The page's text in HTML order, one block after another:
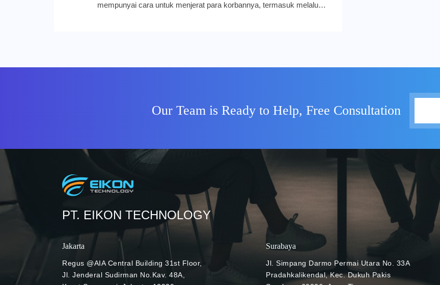
mempunyai cara untuk menjerat para korbannya, termasuk melalui
menandai email yang menyertakan penerima atau pihak dari luar
ancaman yang mengintai Anda di dunia maya. Bukan hanya
Labels hadir untuk membantu Anda menghindari hal-hal seperti itu.
Sesuai namanya, fitur Gmail satu ini memang merupakan label yang
berfungsi sebagai peringatan kepada pengguna untuk mewaspadai
pesan email dari pihak eksternal organisasi. Jadi, kini seluruh email
yang berasal dari luar organisasi akan dilabeli sebagai External.
Secara bertahap, fitur External Labels sudah mulai diluncurkan
kepada para pengguna Gmail sejak 29 April 2021 lalu. Disertai
dengan fitur Warning Banner Photo Credit: Yogas Design (Unsplash)
Walau dinamakan External Labels, fitur Gmail satu ini juga disertai
dengan Warning Banner. Saat Anda hendak membalas pesan email
dari orang yang berasal dari luar organisasi Anda, maka Gmail akan
Our Team is Ready to Help, Free Consultation
PT. EIKON TECHNOLOGY
Jakarta
Regus @AIA Central Building 31st Floor,
Jl. Jenderal Sudirman No.Kav. 48A,
Surabaya
Jl. Simpang Darmo Permai Utara No. 33A
Pradahkalikendal, Kec. Dukuh Pakis